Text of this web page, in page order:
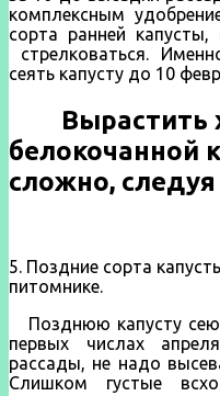
комплексным
сорта ранней
стрелковаться.
сеять капусту до 10
Вырастить
белокочанной
сложно,
5. Поздние сорта
питомнике.
Позднюю капусту
первых числах
рассады, не надо
Слишком густые